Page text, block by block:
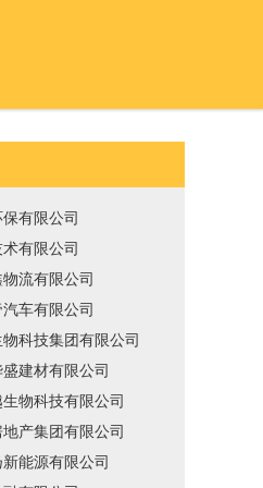
有限公司
有限公司
流有限公司
车有限公司
科技集团有限公司
建材有限公司
物科技有限公司
产集团有限公司
能源有限公司